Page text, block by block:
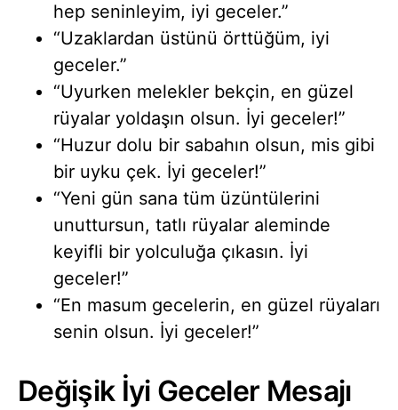
hep seninleyim, iyi geceler.”
“Uzaklardan üstünü örttüğüm, iyi
geceler.”
“Uyurken melekler bekçin, en güzel
rüyalar yoldaşın olsun. İyi geceler!”
“Huzur dolu bir sabahın olsun, mis gibi
bir uyku çek. İyi geceler!”
“Yeni gün sana tüm üzüntülerini
unuttursun, tatlı rüyalar aleminde
keyifli bir yolculuğa çıkasın. İyi
geceler!”
“En masum gecelerin, en güzel rüyaları
senin olsun. İyi geceler!”
Değişik İyi Geceler Mesajı